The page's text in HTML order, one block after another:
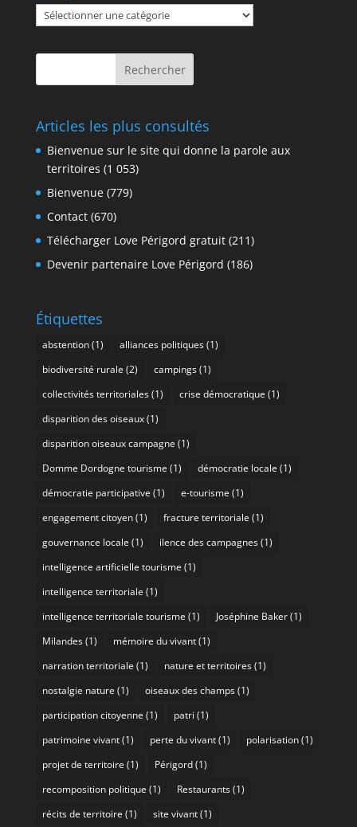
Catégories
Articles les plus consultés
Bienvenue sur le site qui donne la parole aux
territoires (1 053)
Bienvenue (779)
Contact (670)
Télécharger Love Périgord gratuit (211)
Devenir partenaire Love Périgord (186)
Étiquettes
abstention(1) alliances politiques(1)
biodiversité rurale (2) campings(1)
collectivités territoriales(1) crise démocratique (1)
disparition des oiseaux(1)
disparition oiseaux campagne (1)
Domme Dordogne tourisme (1) démocratie locale (1)
démocratie participative (1) e-tourisme (1)
engagement citoyen(1) fracture territoriale (1)
gouvernance locale (1) ilence des campagnes(1)
intelligence artificielle tourisme (1)
intelligence territoriale (1)
intelligence territoriale tourisme (1) Joséphine Baker(1)
Milandes(1) mémoire du vivant(1)
narration territoriale (1) nature et territoires(1)
nostalgie nature (1) oiseaux des champs(1)
participation citoyenne (1) patri (1)
patrimoine vivant(1) perte du vivant(1) polarisation(1)
projet de territoire (1) Périgord(1)
recomposition politique (1) Restaurants(1)
récits de territoire (1) site vivant(1)